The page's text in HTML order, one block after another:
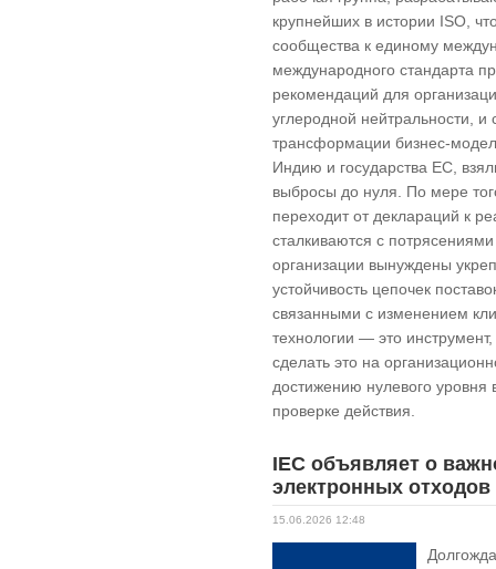
крупнейших в истории ISO,
сообщества к единому
международного стандарта
рекомендаций для
углеродной нейтральности, и
трансформации бизнес-
Индию и государства ЕС,
выбросы до нуля. По мере
переходит от деклараций к
сталкиваются с
организации вынуждены
устойчивость цепочек
связанными с изменением
технологии — это
сделать это на
достижению нулевого
проверке действия.
IEC объявляет о
электронных отходов
15.06.2026 12:48